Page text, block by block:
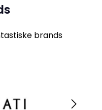
brands